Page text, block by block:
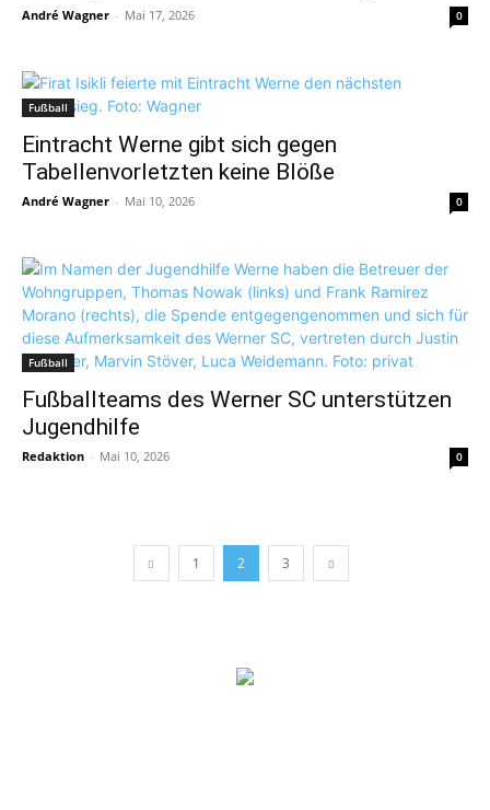
André Wagner - Mai 17, 2026 0
Fußball
Eintracht Werne gibt sich gegen
Tabellenvorletzten keine Blöße
André Wagner - Mai 10, 2026 0
Fußball
Fußballteams des Werner SC unterstützen
Jugendhilfe
Redaktion - Mai 10, 2026 0
1 2 3